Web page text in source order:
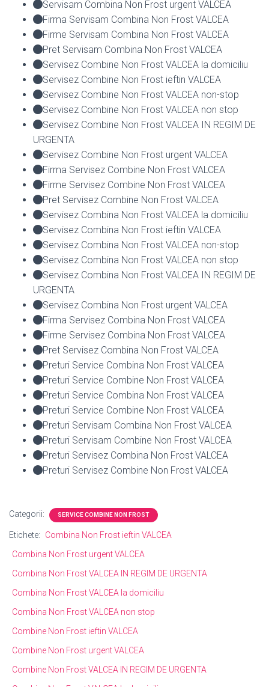
Servisam Combina Non Frost urgent VALCEA
Firma Servisam Combina Non Frost VALCEA
Firme Servisam Combina Non Frost VALCEA
Pret Servisam Combina Non Frost VALCEA
Servisez Combine Non Frost VALCEA la domiciliu
Servisez Combine Non Frost ieftin VALCEA
Servisez Combine Non Frost VALCEA non-stop
Servisez Combine Non Frost VALCEA non stop
Servisez Combine Non Frost VALCEA IN REGIM DE
URGENTA
Servisez Combine Non Frost urgent VALCEA
Firma Servisez Combine Non Frost VALCEA
Firme Servisez Combine Non Frost VALCEA
Pret Servisez Combine Non Frost VALCEA
Servisez Combina Non Frost VALCEA la domiciliu
Servisez Combina Non Frost ieftin VALCEA
Servisez Combina Non Frost VALCEA non-stop
Servisez Combina Non Frost VALCEA non stop
Servisez Combina Non Frost VALCEA IN REGIM DE
URGENTA
Servisez Combina Non Frost urgent VALCEA
Firma Servisez Combina Non Frost VALCEA
Firme Servisez Combina Non Frost VALCEA
Pret Servisez Combina Non Frost VALCEA
Preturi Service Combina Non Frost VALCEA
Preturi Service Combine Non Frost VALCEA
Preturi Service Combina Non Frost VALCEA
Preturi Service Combine Non Frost VALCEA
Preturi Servisam Combina Non Frost VALCEA
Preturi Servisam Combine Non Frost VALCEA
Preturi Servisez Combina Non Frost VALCEA
Preturi Servisez Combine Non Frost VALCEA
Categorii: SERVICE COMBINE NON FROST
Etichete:
Combina Non Frost ieftin VALCEA
Combina Non Frost urgent VALCEA
Combina Non Frost VALCEA IN REGIM DE URGENTA
Combina Non Frost VALCEA la domiciliu
Combina Non Frost VALCEA non stop
Combine Non Frost ieftin VALCEA
Combine Non Frost urgent VALCEA
Combine Non Frost VALCEA IN REGIM DE URGENTA